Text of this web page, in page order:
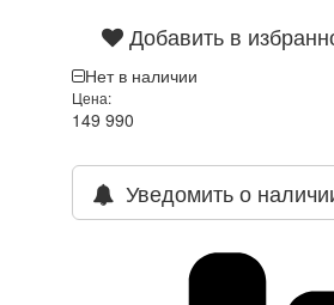
Добавить в
Нет в наличии
Цена:
149 990
Уведомить о